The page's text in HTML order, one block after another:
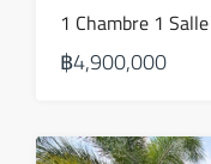
฿4,900,000